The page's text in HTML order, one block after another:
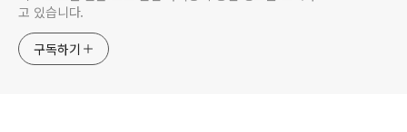
고 있습니다.
구독하기